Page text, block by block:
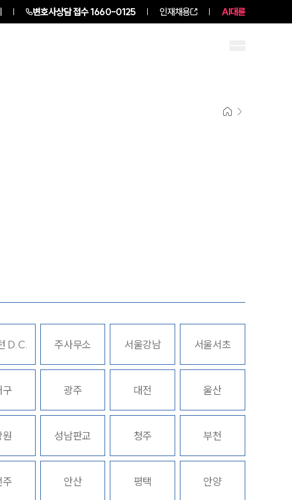
변호사상담 접수1660-0125 인재채용 AI대륜
주요 업무사례
사례분석/최신동향
법률정보
법률지식인
고객후기
업무분야
성범죄대응부 업무
D.C. 주사무소 서울강남 서울서초
구 광주 대전 울산
원 성남판교 청주 부천
주 안산 평택 안양